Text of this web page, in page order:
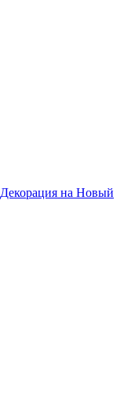
Декорация на Новый